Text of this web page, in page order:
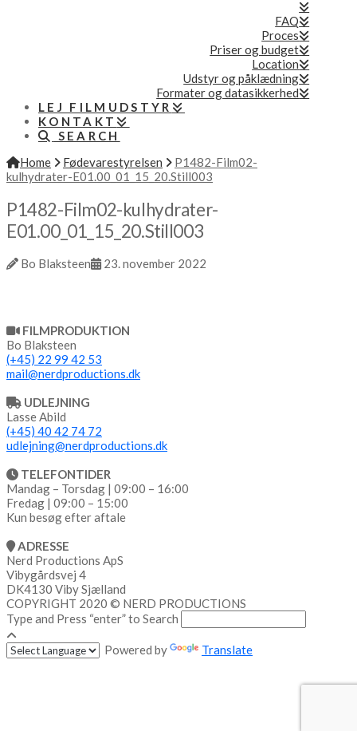
FAQ
Proces
Priser og budget
Location
Udstyr og påklædning
Formater og datasikkerhed
LEJ FILMUDSTYR
KONTAKT
SEARCH
Home
Fødevarestyrelsen
P1482-Film02-
kulhydrater-E01.00_01_15_20.Still003
P1482-Film02-kulhydrater-
E01.00_01_15_20.Still003
Bo Blaksteen 23. november 2022
FILMPRODUKTION
Bo Blaksteen
(+45) 22 99 42 53
mail@nerdproductions.dk
UDLEJNING
Lasse Abild
(+45) 40 42 74 72
udlejning@nerdproductions.dk
TELEFONTIDER
Mandag – Torsdag | 09:00 – 16:00
Fredag | 09:00 – 15:00
Kun besøg efter aftale
ADRESSE
Nerd Productions ApS
Vibygårdsvej 4
DK4130 Viby Sjælland
COPYRIGHT 2020 © NERD PRODUCTIONS
Type and Press “enter” to Search
Powered by Translate